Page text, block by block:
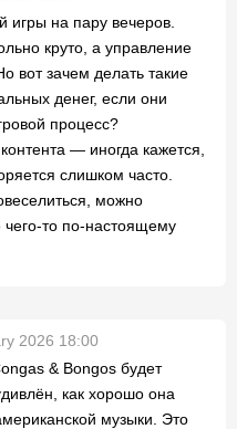
игры на пару вечеров.
круто, а управление
вот зачем делать такие
денег, если они
процесс?
— иногда кажется,
слишком часто.
можно
чего-то по-настоящему
2026 18:00
& Bongos будет
как хорошо она
музыки. Это